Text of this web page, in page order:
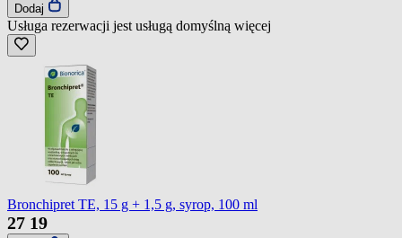
Dodaj
Usługa rezerwacji jest usługą domyślną więcej
Bronchipret TE, 15 g + 1,5 g, syrop, 100 ml
27 19